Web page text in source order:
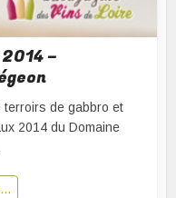
–
de gabbro et
2014 du Domaine